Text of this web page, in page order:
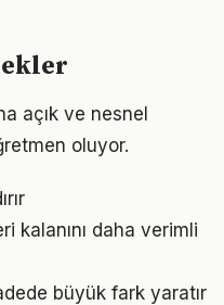
açık ve nesnel
oluyor.
kalanını daha verimli
büyük fark yaratır